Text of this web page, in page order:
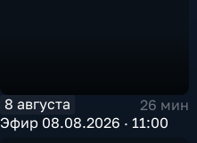
8 августа
26 мин
Эфир 08.08.2026 · 11:00